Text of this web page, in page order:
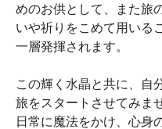
めのお供として、また旅
いや祈りをこめて用いる
一層発揮されます。
この輝く水晶と共に、自
旅をスタートさせてみま
日常に魔法をかけ、心身